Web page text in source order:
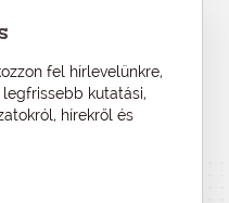
fel hírlevelünkre,
kutatási,
hírekről és